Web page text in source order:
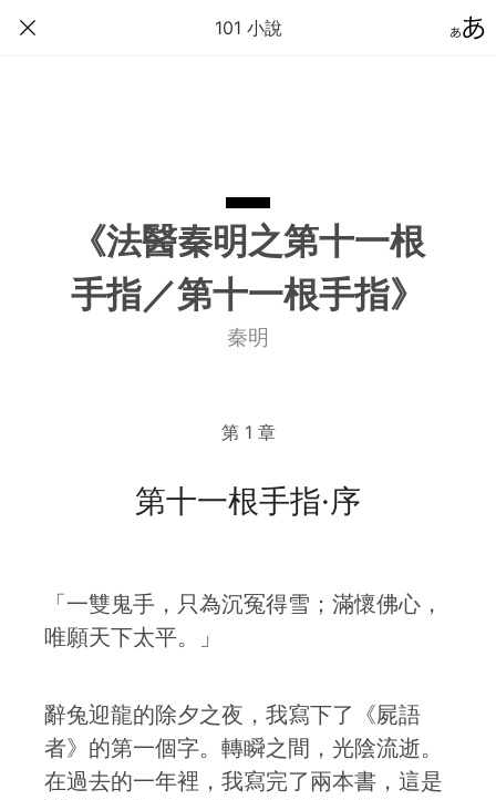
101 小說
《法醫秦明之第十一根
手指／第十一根手指》
秦明
第 1 章
第十一根手指·序
「一雙鬼手，只為沉冤得雪；滿懷佛心，
唯願天下太平。」
辭兔迎龍的除夕之夜，我寫下了《屍語
者》的第一個字。轉瞬之間，光陰流逝。
在過去的一年裡，我寫完了兩本書，這是